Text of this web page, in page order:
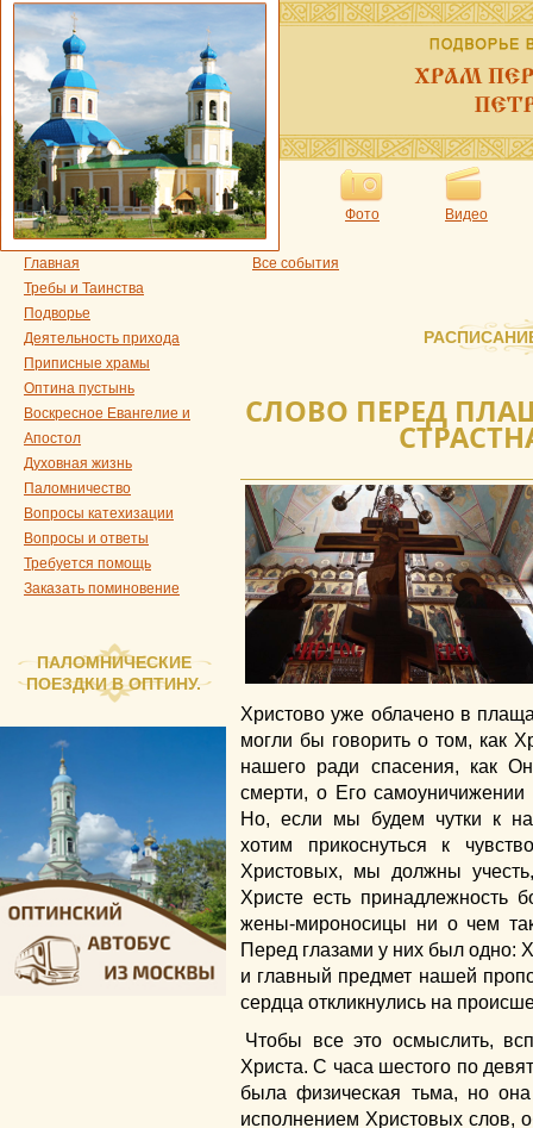
Фото Видео
Главная
Требы и Таинства
Подворье
Деятельность прихода
Приписные храмы
Оптина пустынь
Воскресное Евангелие и
Апостол
Духовная жизнь
Паломничество
Вопросы катехизации
Вопросы и ответы
Требуется помощь
Заказать поминовение
ПАЛОМНИЧЕСКИЕ
ПОЕЗДКИ В ОПТИНУ.
Все события
СЛОВО ПЕРЕД
Христово уже облачено в
могли бы говорить о том, как
нашего ради спасения, как
смерти, о Его
Но, если мы будем чутки к
хотим прикоснуться к
Христовых, мы должны
Христе есть принадлежность
жены-мироносицы ни о чем
Перед глазами у них был одно:
и главный предмет нашей
сердца откликнулись на
Чтобы все это осмыслить,
Христа. С часа шестого по
была физическая тьма, но
исполнением Христовых слов,